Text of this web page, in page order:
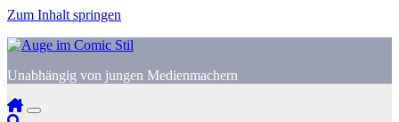
Zum Inhalt springen
Unabhängig von jungen Medienmachern